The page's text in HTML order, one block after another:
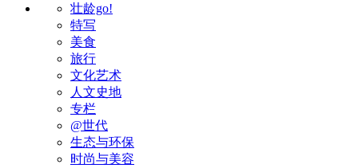
壮龄go!
特写
美食
旅行
文化艺术
人文史地
专栏
@世代
生态与环保
时尚与美容